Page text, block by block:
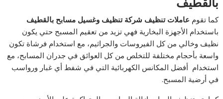
بالقطيف
كما تقوم عاملات تنظيف شركة تنظيف وغسيل مسابح بالقطيف
باستخدام الأجهزة البخارية فهي تزيد من تعقيم المسبح حتي يكون
نظيف وخالي من كل الفيروسات والجراثيم، مع استخدام فرشاة تكون
واسعة بأحجام مختلفة للتخلص من كل العوائق في جدران المسابح، مع
استخدام أفضل المكانس الكهربائية التي في شفط أي غبار ورواسب
في أرضية المسبح.